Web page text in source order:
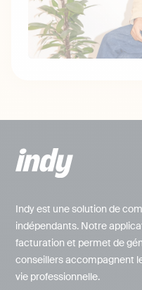
Indy est une solution de
indépendants. Notre
facturation et permet de
conseillers accompagnent
vie professionnelle.